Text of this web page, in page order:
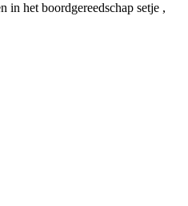
in het boordgereedschap setje ,